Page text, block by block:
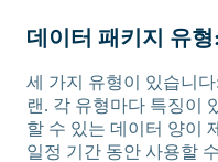
데이터 패키지 유형:
세 가지 유형이 있습니
랜. 각 유형마다 특징이
할 수 있는 데이터 양이
일정 기간 동안 사용할